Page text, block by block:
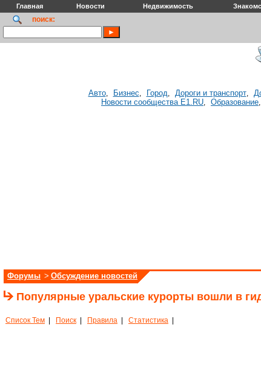
Главная Новости Недвижимость
поиск:
Авто, Бизнес, Город, Дороги и транспорт,
Новости сообщества E1.RU, Образование,
Форумы > Обсуждение новостей
Популярные уральские курорты вошли в
Список Тем Поиск Правила Статистика